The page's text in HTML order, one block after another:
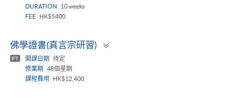
DURATION
10 weeks
FEE
HK$5400
佛學證書(真言宗研習)
PT 開課日期
待定
修業期
48個星期
課程費用
HK$12,400